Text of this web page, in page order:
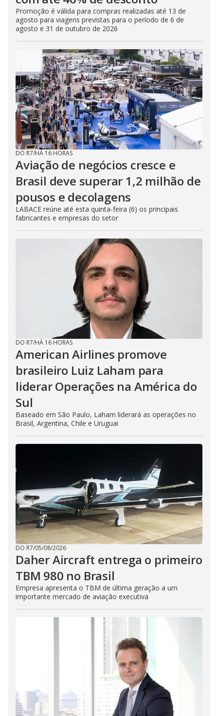
Promoção é válida para compras realizadas até 13 de
agosto para viagens previstas para o período de 6 de
agosto e 31 de outubro de 2026
DO R7/HÁ 16 HORAS
Aviação de negócios cresce e
Brasil deve superar 1,2 milhão de
pousos e decolagens
LABACE reúne até esta quinta-feira (6) os principais
fabricantes e empresas do setor
DO R7/HÁ 16 HORAS
American Airlines promove
brasileiro Luiz Laham para
liderar Operações na América do
Sul
Baseado em São Paulo, Laham liderará as operações no
Brasil, Argentina, Chile e Uruguai
DO R7/05/08/2026
Daher Aircraft entrega o primeiro
TBM 980 no Brasil
Empresa apresenta o TBM de última geração a um
importante mercado de aviação executiva